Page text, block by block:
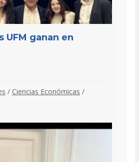
UFM ganan en
/ Ciencias Económicas /